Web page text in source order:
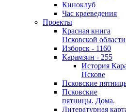
Киноклуб
Час краеведения
Проекты
Красная книга
Псковской области
Изборск - 1160
Карамзин - 255
История
Пскове
Псковские
Псковские
пятницы. Дома.
Литературная